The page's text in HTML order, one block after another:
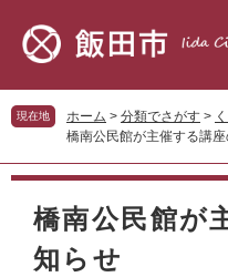
先
頭
す。
を
飛
し
現在地 ホーム > 分類でさがす >
橋南公民館が主催する講
本
橋南公民館が
知らせ